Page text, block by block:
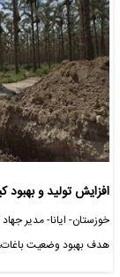
افزایش تولید و بهبود کیفیت محصول با اصلاح و نوسازی
خوزستان- ایانا- مدیر
هدف بهبود وضعیت